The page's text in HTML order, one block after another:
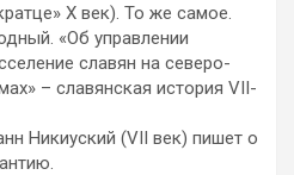
Х век). То же самое.
«Об управлении
славян на северо-
– славянская история VII-
Никиуский (VII век) пишет о